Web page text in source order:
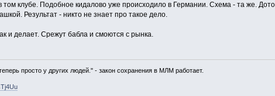
том клубе. Подобное кидалово уже происходило в Германии. Схема - та же.
Результат - никто не знает про такое дело.
и делает. Срежут бабла и смоются с рынка.
просто у других людей." - закон сохранения в МЛМ работает.